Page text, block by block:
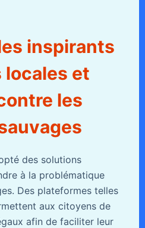
inspirants
locales et
les
des solutions
à la problématique
Des plateformes telles
aux citoyens de
afin de faciliter leur